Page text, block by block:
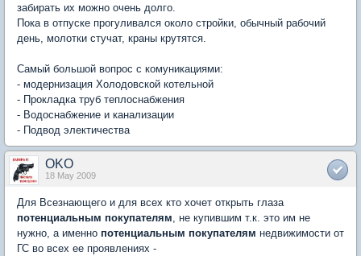
забирать их можно очень долго.
Пока в отпуске прогуливался около стройки, обычный рабочий
день, молотки стучат, краны крутятся.
Самый большой вопрос с комуникациями:
- модернизация Холодовской котельной
- Прокладка труб теплоснабжения
- Водоснабжение и канализации
- Подвод электичества
OKO
18 May 2009
Для Всезнающего и для всех кто хочет открыть глаза
потенциальным покупателям , не купившим т.к. это им не
нужно, а именно потенциальным покупателям недвижимости от
ГС во всех ее проявлениях -